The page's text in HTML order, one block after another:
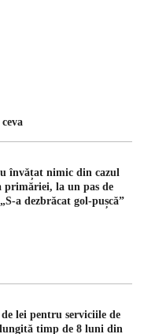
învățat nimic din cazul
la un pas de
a dezbrăcat gol-pușcă”
lei pentru serviciile de
timp de 8 luni din